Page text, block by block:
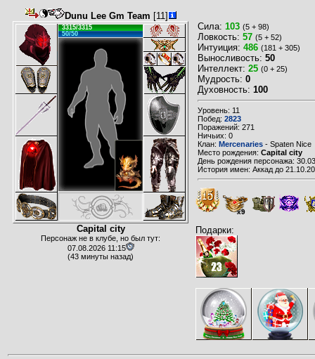
Dunu Lee Gm Team [11]
3315/3315
50/50
Capital city
Персонаж не в клубе, но был тут:
07.08.2026 11:15
(43 минуты назад)
Сила: 103 (5 + 98)
Ловкость: 57 (5 + 52)
Интуиция: 486 (181 + 305)
Выносливость: 50
Интеллект: 25 (0 + 25)
Мудрость: 0
Духовность: 100
Уровень: 11
Побед: 2823
Поражений: 271
Ничьих: 0
Клан: Mercenaries - Spaten Nice
Место рождения: Capital city
День рождения персонажа:
История имен: Аккад до
x9
Подарки: